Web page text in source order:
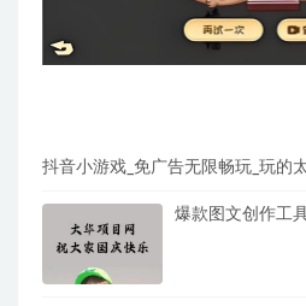
抖音小游戏_免广告无限畅玩_玩的
爆款图文创作工